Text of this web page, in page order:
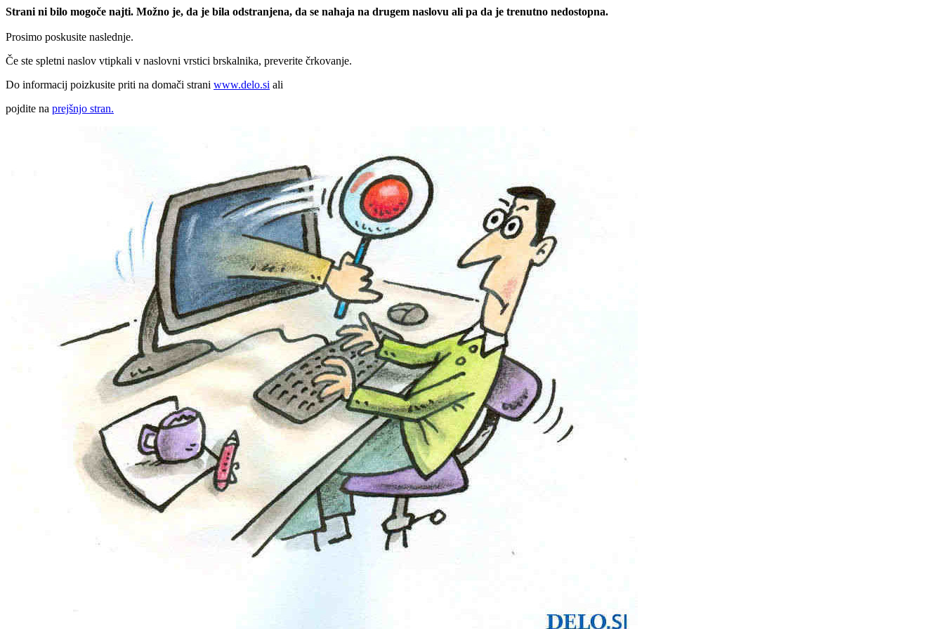
Strani ni bilo mogoče najti. Možno je, da je bila odstranjena, da se nahaja na drugem naslovu ali pa da je trenutno nedostopna.
Prosimo poskusite naslednje.
Če ste spletni naslov vtipkali v naslovni vrstici brskalnika, preverite črkovanje.
Do informacij poizkusite priti na domači strani www.delo.si ali
pojdite na prejšnjo stran.